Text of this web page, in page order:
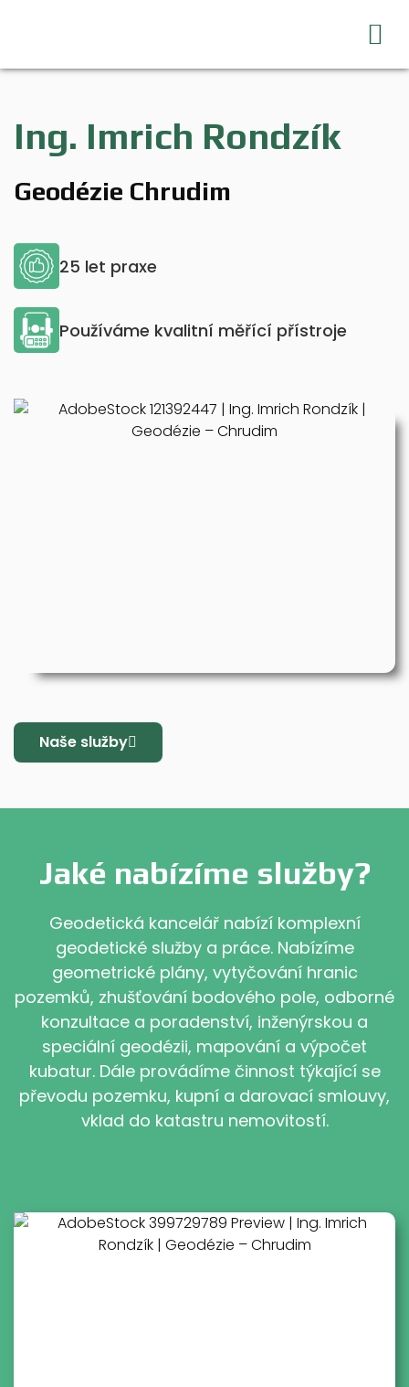
Ing. Imrich Rondzík
Geodézie Chrudim
25 let praxe
Používáme kvalitní měřící přístroje
Naše služby
Jaké nabízíme služby?
Geodetická kancelář nabízí komplexní
geodetické služby a práce. Nabízíme
geometrické plány, vytyčování hranic
pozemků, zhušťování bodového pole, odborné
konzultace a poradenství, inženýrskou a
speciální geodézii, mapování a výpočet
kubatur. Dále provádíme činnost týkající se
převodu pozemku, kupní a darovací smlouvy,
vklad do katastru nemovitostí.